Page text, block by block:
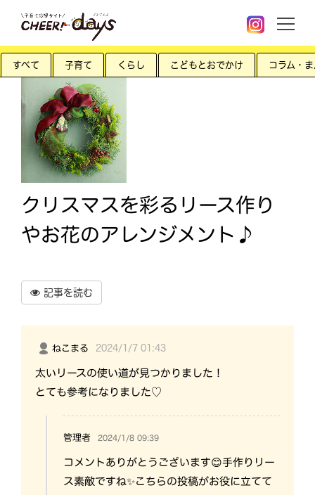
すべて 子育て くらし こどもとおでかけ コラム・
クリスマスを彩るリース作り
やお花のアレンジメント♪
記事を読む
ねこまる 2024/1/7 01:43
太いリースの使い道が見つかりました！
とても参考になりました♡
コメントありがとうございます😊手作りリー
ス素敵ですね✨こちらの投稿がお役に立てて
管理者 2024/1/8 09:39